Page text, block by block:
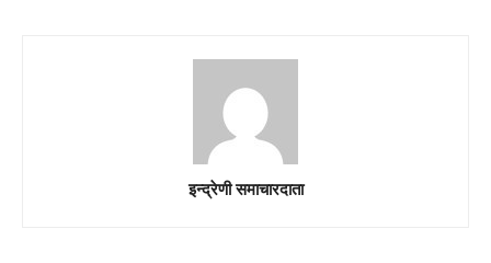
इन्द्रेणी समाचारदाता